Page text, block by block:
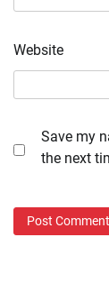
Website
Save my
the next